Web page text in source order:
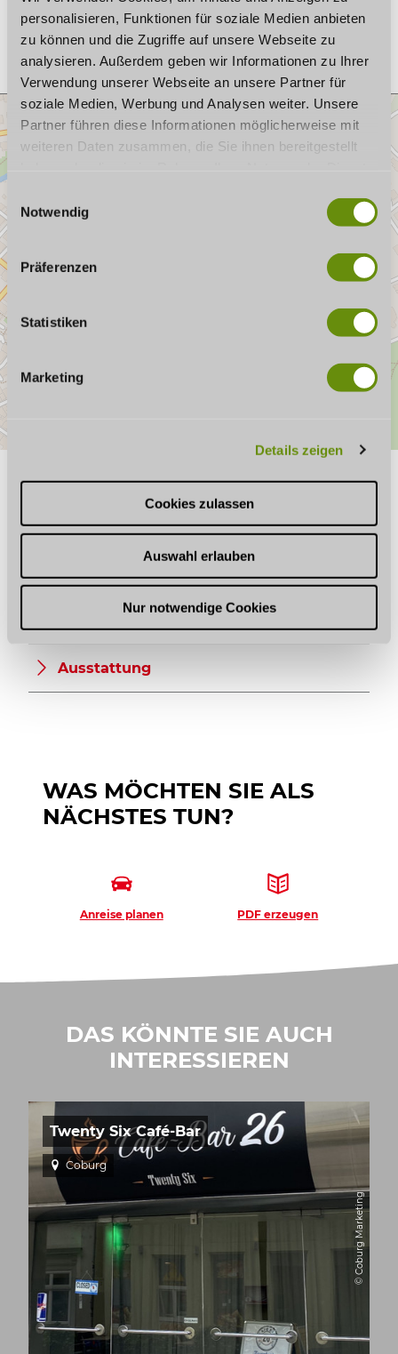
personalisieren, Funktionen für soziale Medien anbieten
zu können und die Zugriffe auf unsere Webseite zu
analysieren. Außerdem geben wir Informationen zu Ihrer
Verwendung unserer Webseite an unsere Partner für
soziale Medien, Werbung und Analysen weiter. Unsere
Partner führen diese Informationen möglicherweise mit
weiteren Daten zusammen, die Sie ihnen bereitgestellt
ablehnen, kann es sein, dass Darstellungen nicht
vollständig sind oder Anwendungen nicht zur Verfügung
i
l
i
g
n
g
s
Notwendig
Präferenzen
Statistiken
Marketing
Details zeigen
Cookies zulassen
Auswahl erlauben
Nur notwendige Cookies
c
e
b
o
o
k
s
t
a
g
r
a
m
Anreise planen
GUT ZU WISSEN
Ausstattung
WAS MÖCHTEN SIE ALS
NÄCHSTES TUN?
Anreise planen PDF erzeugen
DAS KÖNNTE SIE AUCH
INTERESSIEREN
Twenty Six Café-Bar
Coburg
© Coburg Marketing